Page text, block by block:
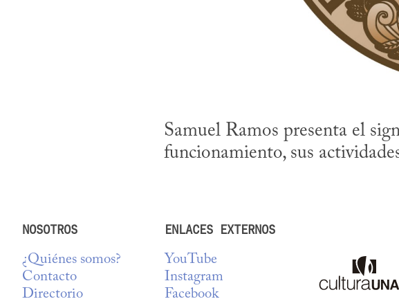
Samuel Ramos presenta el
funcionamiento, sus
NOSOTROS
¿Quiénes somos?
Contacto
Directorio
ENLACES EXTERNOS
YouTube
Instagram
Facebook